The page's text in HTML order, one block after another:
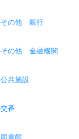
その他 銀行
その他 金融機関
共施設
番
書館